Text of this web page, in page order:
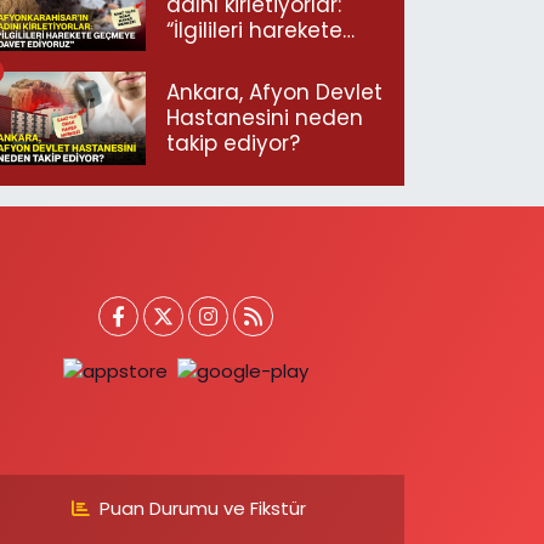
“İlgilileri harekete
ediyoruz”
Ankara, Afyon Devlet
Hastanesini neden
takip ediyor?
Puan Durumu ve Fikstür